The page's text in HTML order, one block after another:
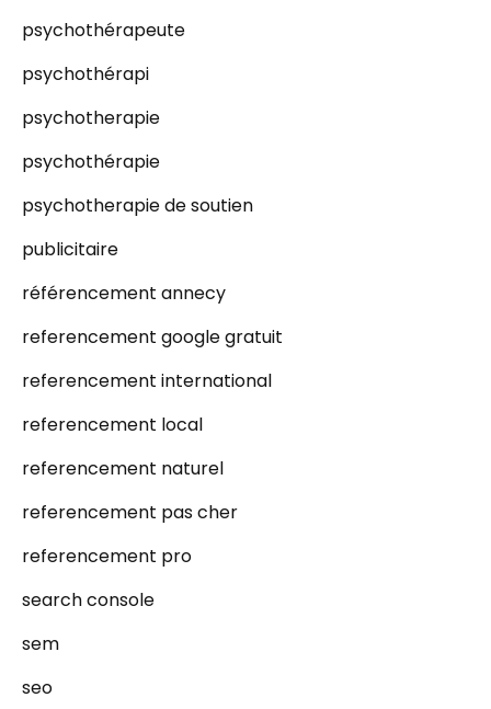
psychothérapeute
psychothérapi
psychotherapie
psychothérapie
psychotherapie de soutien
publicitaire
référencement annecy
referencement google gratuit
referencement international
referencement local
referencement naturel
referencement pas cher
referencement pro
search console
sem
seo